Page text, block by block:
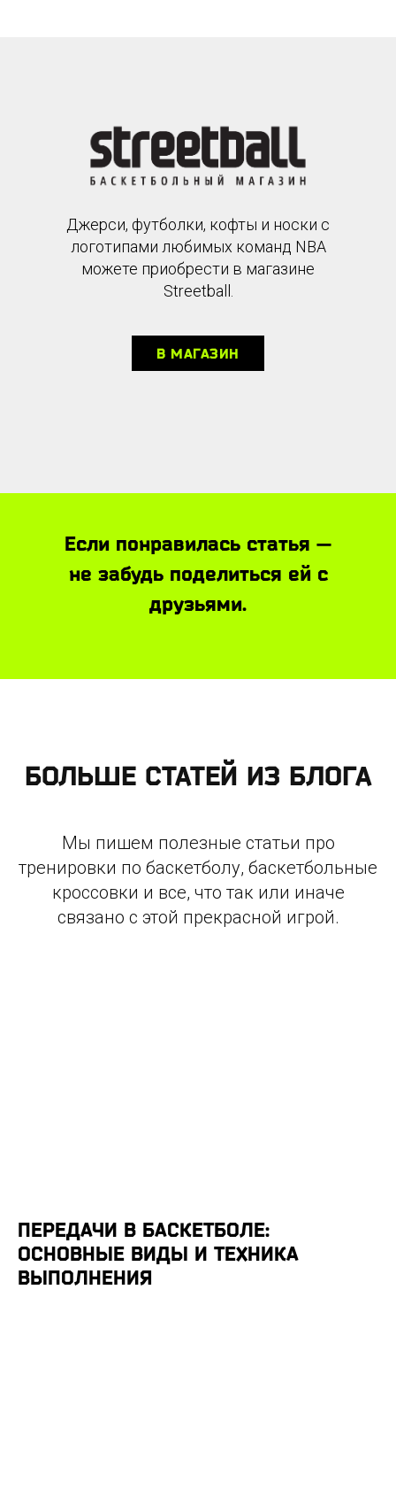
Джерси, футболки, кофты и носки с
логотипами любимых команд NBA
можете приобрести в магазине
Streetball.
В МАГАЗИН
Если понравилась статья —
не забудь поделиться ей с
друзьями.
БОЛЬШЕ СТАТЕЙ ИЗ БЛОГА
Мы пишем полезные статьи про
тренировки по баскетболу, баскетбольные
кроссовки и все, что так или иначе
связано с этой прекрасной игрой.
ПЕРЕДАЧИ В БАСКЕТБОЛЕ:
ОСНОВНЫЕ ВИДЫ И ТЕХНИКА
ВЫПОЛНЕНИЯ